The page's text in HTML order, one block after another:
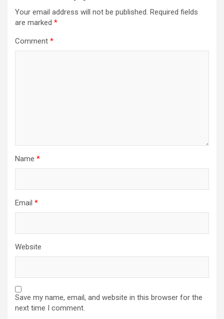
Your email address will not be published. Required fields
are marked *
Comment *
Name *
Email *
Website
Save my name, email, and website in this browser for the
next time I comment.